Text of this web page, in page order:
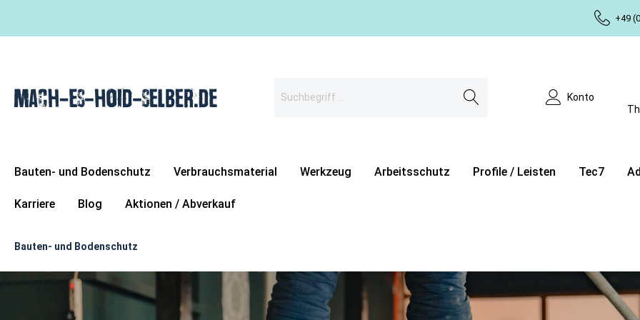
+49
Konto
Bauten- und Bodenschutz Verbrauchsmaterial Werkzeug Arbeitsschutz Profile / Leisten Tec7
Karriere Blog Aktionen / Abverkauf
Bauten- und Bodenschutz